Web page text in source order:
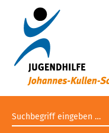
Suchbegriff eingeben